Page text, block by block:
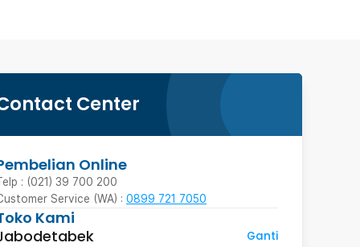
Center
Online
: (021) 39 700 200
Service (WA) : 0899 721 7050
Kami
Ganti